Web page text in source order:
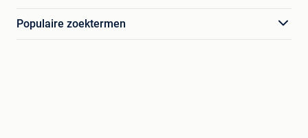
Populaire zoektermen